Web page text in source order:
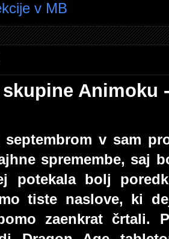
v MB
Animoku
septembrom v sam
spremembe, saj
potekala bolj
tiste naslove, ki
zaenkrat črtali.